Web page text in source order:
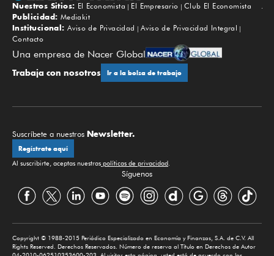
Subir
Nuestros Sitios: El Economista El Empresario
Club El Economista
Publicidad: Mediakit
Institucional: Aviso de Privacidad
Aviso de Privacidad Integral
Contacto
Una empresa de Nacer Global
Trabaja con nosotros Ir a la bolsa de trabajo
Suscríbete a nuestros Newsletter.
Regístrate aquí
Al suscribirte, aceptas nuestras políticas de privacidad.
Síguenos
Copyright © 1988-2015 Periódico Especializado en Economía y Finanzas, S.A. de C.V. All
Rights Reserved. Derechos Reservados. Número de reserva al Título en Derechos de Autor